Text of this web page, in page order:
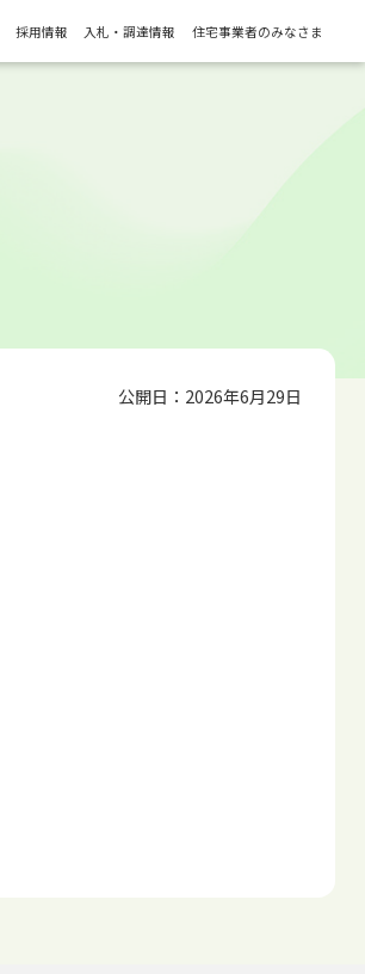
採用情報 入札・調達情報 住宅事業者のみなさま
公開日：2026年6月29日